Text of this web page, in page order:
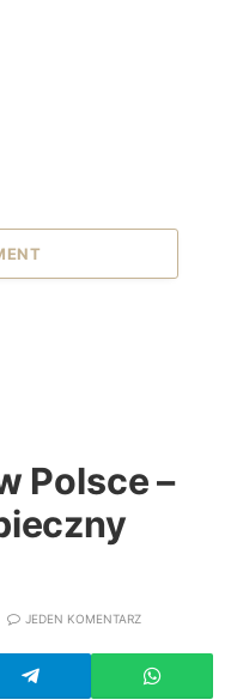
Polsce –
JEDEN KOMENTARZ